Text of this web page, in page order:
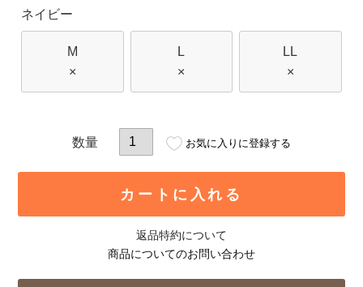
ネイビー
M
×
L
×
LL
×
お気に入りに登録する
カートに入れる
返品特約について
商品についてのお問い合わせ